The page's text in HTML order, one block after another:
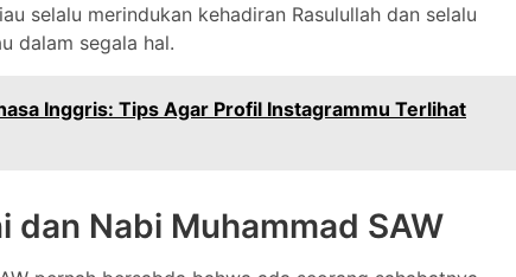
selalu merindukan kehadiran Rasulullah dan selalu
dalam segala hal.
Inggris: Tips Agar Profil Instagrammu Terlihat
dan Nabi Muhammad SAW